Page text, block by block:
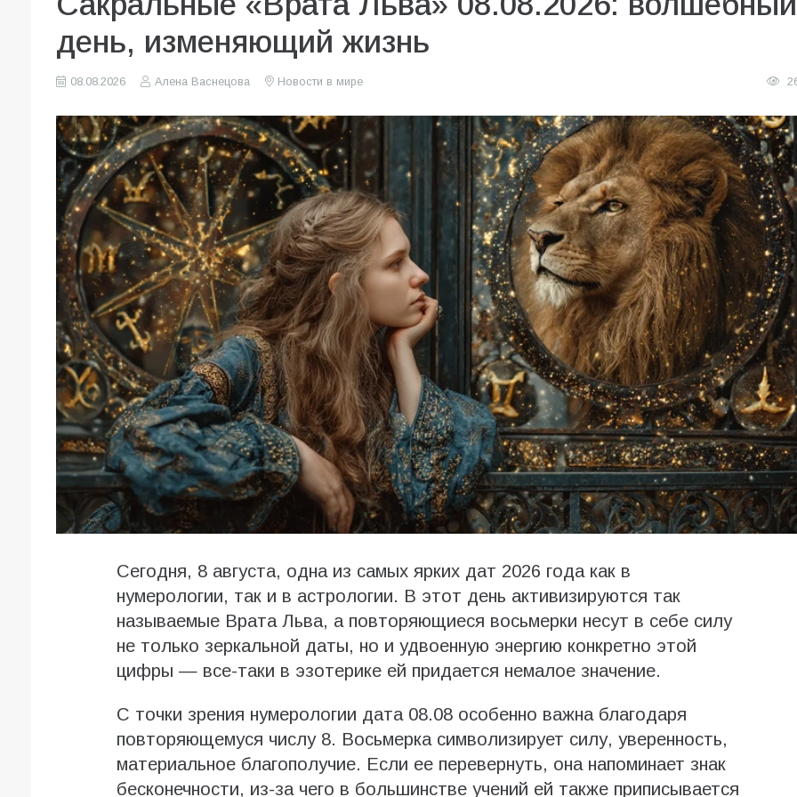
день, изменяющий жизнь
08.08.2026 Алена Васнецова Новости в мире
Сегодня, 8 августа, одна из самых ярких дат 2026 года как в
нумерологии, так и в астрологии. В этот день активизируются так
называемые Врата Льва, а повторяющиеся восьмерки несут в себе силу
не только зеркальной даты, но и удвоенную энергию конкретно этой
цифры — все-таки в эзотерике ей придается немалое значение.
С точки зрения нумерологии дата 08.08 особенно важна благодаря
повторяющемуся числу 8. Восьмерка символизирует силу, уверенность,
материальное благополучие. Если ее перевернуть, она напоминает знак
бесконечности, из-за чего в большинстве учений ей также приписывается